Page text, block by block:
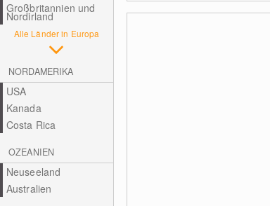
Großbritannien und
Nordirland
Alle Länder in Europa
NORDAMERIKA
USA
Kanada
Costa Rica
OZEANIEN
Neuseeland
Australien